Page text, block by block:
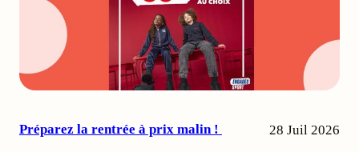
Préparez la rentrée à prix malin ! 28 Juil 2026